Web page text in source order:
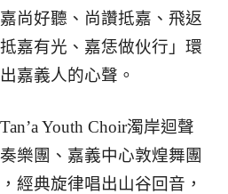
尚好聽、尚讚抵嘉、飛返
嘉有光、嘉恁做伙行」環
嘉義人的心聲。
Youth Choir濁岸迴聲
樂團、嘉義中心敦煌舞團
經典旋律唱出山谷回音，